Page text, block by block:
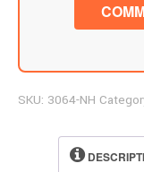
SKU: 3064-NH